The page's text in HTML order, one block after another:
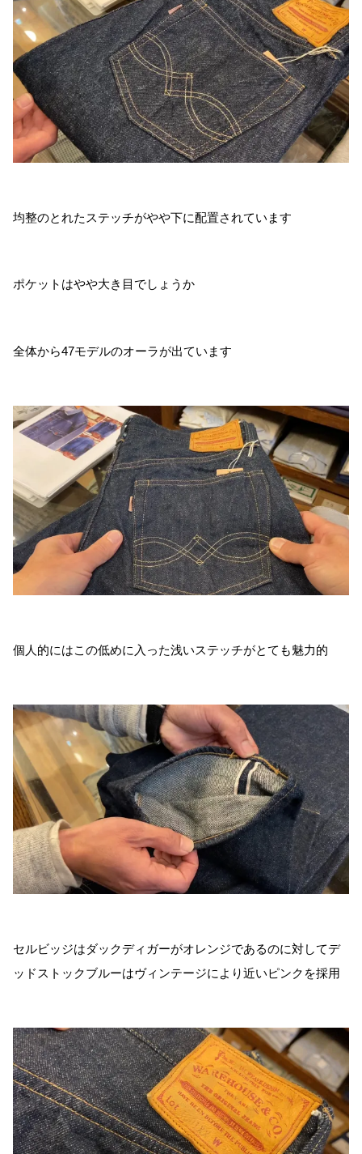
均整のとれたステッチがやや下に配置されています
ポケットはやや大き目でしょうか
全体から47モデルのオーラが出ています
個人的にはこの低めに入った浅いステッチがとても魅力的
セルビッジはダックディガーがオレンジであるのに対してデ
ッドストックブルーはヴィンテージにより近いピンクを採用